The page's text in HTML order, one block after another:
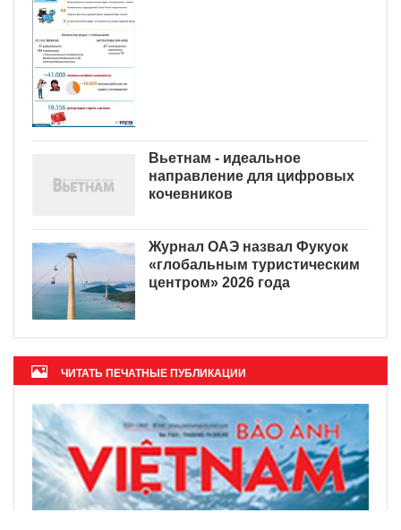
Вьетнам - идеальное
направление для цифровых
кочевников
Журнал ОАЭ назвал Фукуок
«глобальным туристическим
центром» 2026 года
ЧИТАТЬ ПЕЧАТНЫЕ ПУБЛИКАЦИИ